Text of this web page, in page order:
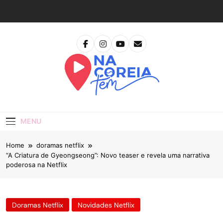
MENU
Home
doramas netflix
“A Criatura de Gyeongseong”: Novo teaser e revela uma narrativa
poderosa na Netflix
Doramas Netflix Novidades Netflix